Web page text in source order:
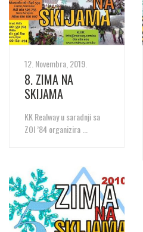
12. Novembra, 2019.
8. ZIMA NA
SKIJAMA
KK Realway u saradnji sa
ZOI ’84 organizira ...